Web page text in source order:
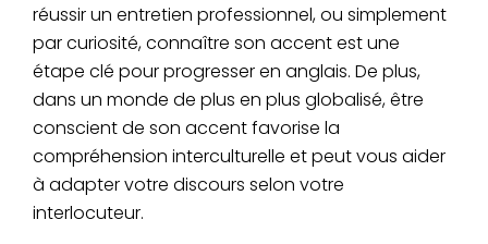
réussir un entretien professionnel, ou simplement
par curiosité, connaître son accent est une
étape clé pour progresser en anglais. De plus,
dans un monde de plus en plus globalisé, être
conscient de son accent favorise la
compréhension interculturelle et peut vous aider
à adapter votre discours selon votre
interlocuteur.